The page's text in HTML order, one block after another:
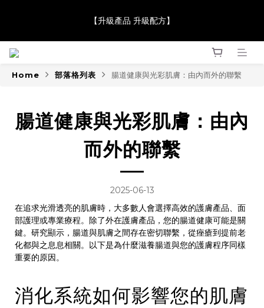
Award 勇奪金獎】
【升級產品 升級配方】
【JaneClare 康膚薈在iida Award Milan 2024 Professional
Award 勇奪金獎】
Home 部落格列表 腸道健康與光彩肌膚：由內而外的聯繫
腸道健康與光彩肌膚：由內
而外的聯繫
2025-06-13
在追求光滑透亮的肌膚時，大多數人會選擇高效的護膚產品、面
部護理或專業療程。除了外在護膚產品，您的腸道健康可能是關
鍵。研究顯示，腸道與肌膚之間存在密切聯繫，從痤瘡到提前老
化都與之息息相關。以下是為什麼滋養腸道與您的護膚程序同樣
重要的原因。
消化系統如何影響您的肌膚